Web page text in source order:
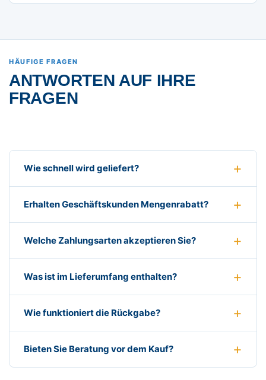
HÄUFIGE FRAGEN
ANTWORTEN AUF IHRE
FRAGEN
Wie schnell wird geliefert?
Erhalten Geschäftskunden Mengenrabatt?
Welche Zahlungsarten akzeptieren Sie?
Was ist im Lieferumfang enthalten?
Wie funktioniert die Rückgabe?
Bieten Sie Beratung vor dem Kauf?